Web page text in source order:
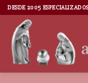
DESDE 2005